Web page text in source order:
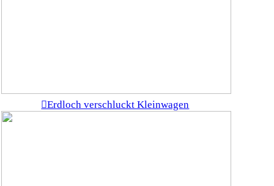
︎Erdloch verschluckt Kleinwagen